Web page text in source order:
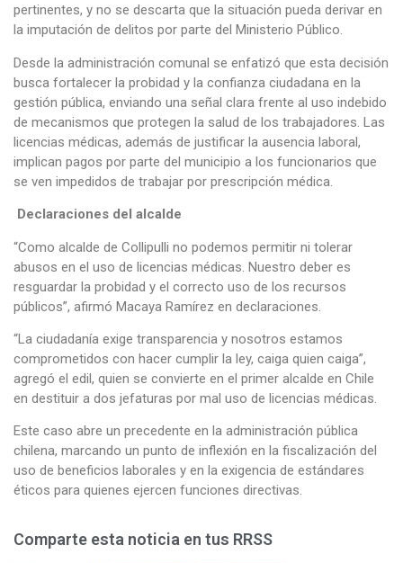
pertinentes, y no se descarta que la situación pueda derivar en
la imputación de delitos por parte del Ministerio Público.
Desde la administración comunal se enfatizó que esta decisión
busca fortalecer la probidad y la confianza ciudadana en la
gestión pública, enviando una señal clara frente al uso indebido
de mecanismos que protegen la salud de los trabajadores. Las
licencias médicas, además de justificar la ausencia laboral,
implican pagos por parte del municipio a los funcionarios que
se ven impedidos de trabajar por prescripción médica.
Declaraciones del alcalde
“Como alcalde de Collipulli no podemos permitir ni tolerar
abusos en el uso de licencias médicas. Nuestro deber es
resguardar la probidad y el correcto uso de los recursos
públicos”, afirmó Macaya Ramírez en declaraciones.
“La ciudadanía exige transparencia y nosotros estamos
comprometidos con hacer cumplir la ley, caiga quien caiga”,
agregó el edil, quien se convierte en el primer alcalde en Chile
en destituir a dos jefaturas por mal uso de licencias médicas.
Este caso abre un precedente en la administración pública
chilena, marcando un punto de inflexión en la fiscalización del
uso de beneficios laborales y en la exigencia de estándares
éticos para quienes ejercen funciones directivas.
Comparte esta noticia en tus RRSS